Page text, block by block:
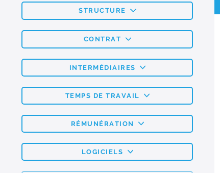
STRUCTURE
CONTRAT
INTERMÉDIAIRES
TEMPS DE TRAVAIL
RÉMUNÉRATION
LOGICIELS